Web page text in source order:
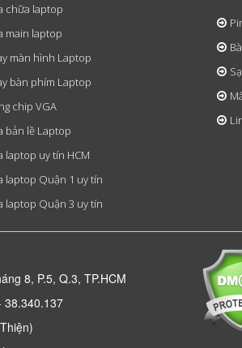
chữa laptop
main laptop
màn hình Laptop
bàn phím Laptop
chip VGA
bản lề Laptop
laptop uy tín HCM
laptop Quận 1 uy tín
laptop Quận 3 uy tín
8, P.5, Q.3, TP.HCM